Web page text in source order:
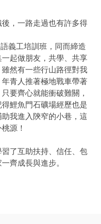
，一路走過也有許多得
義工培訓班，同而締造
起做朋友，共學、共享
雖然有一些行山路徑對我
青人推著極地戰車帶著
要齊心就能衝破難關，
鯉魚門石礦場經歷也是
我進入陝窄的小巷，這
源！
了互助扶持、信任、包
齊成長與進步。